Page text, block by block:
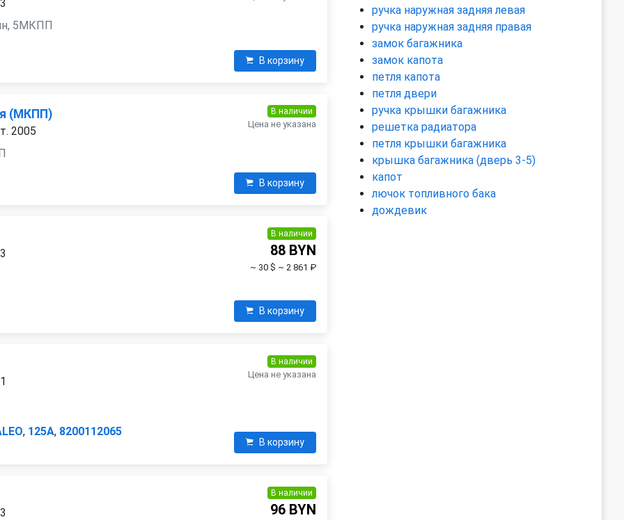
5МКПП
В корзину
(МКПП)
2005
В наличии
Цена не указана
В корзину
В наличии
88 BYN
~ 30 $ ~ 2 861 ₽
В корзину
, 125A, 8200112065
В наличии
Цена не указана
В корзину
В наличии
96 BYN
ручка наружная задняя левая
ручка наружная задняя правая
замок багажника
замок капота
петля капота
петля двери
ручка крышки багажника
решетка радиатора
петля крышки багажника
крышка багажника (дверь 3-5)
капот
лючок топливного бака
дождевик